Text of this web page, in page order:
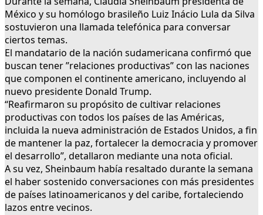
México y su homólogo brasileño Luiz Inácio Lula da Silva
sostuvieron una llamada telefónica para conversar
ciertos temas.
El mandatario de la nación sudamericana confirmó que
buscan tener ”relaciones productivas” con las naciones
que componen el continente americano, incluyendo al
nuevo presidente Donald Trump.
“Reafirmaron su propósito de cultivar relaciones
productivas con todos los países de las Américas,
incluida la nueva administración de Estados Unidos, a fin
de mantener la paz, fortalecer la democracia y promover
el desarrollo”, detallaron mediante una nota oficial.
A su vez, Sheinbaum había resaltado durante la semana
el haber sostenido conversaciones con más presidentes
de países latinoamericanos y del caribe, fortaleciendo
lazos entre vecinos.